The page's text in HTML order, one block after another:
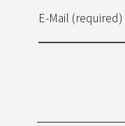
E-Mail (required)